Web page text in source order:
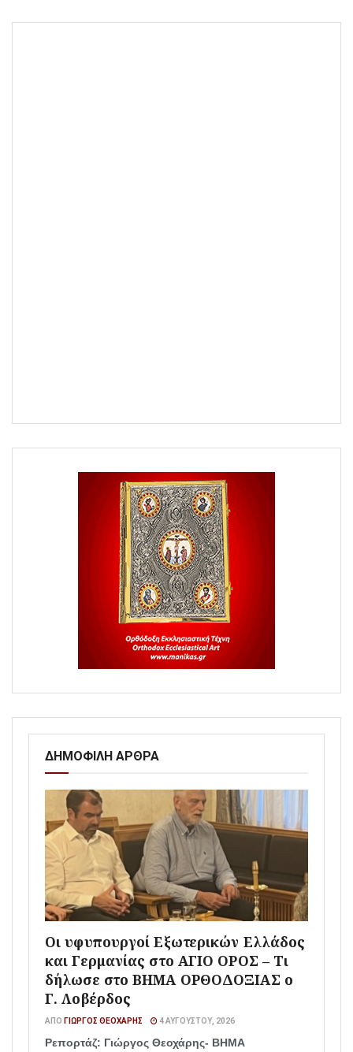
ΔΗΜΟΦΙΛΗ ΑΡΘΡΑ
Οι υφυπουργοί Εξωτερικών Ελλάδος
και Γερμανίας στο ΑΓΙΟ ΟΡΟΣ – Τι
δήλωσε στο ΒΗΜΑ ΟΡΘΟΔΟΞΙΑΣ ο
Γ. Λοβέρδος
ΑΠΌ ΓΙΏΡΓΟΣ ΘΕΟΧΆΡΗΣ 4 ΑΥΓΟΎΣΤΟΥ, 2026
Ρεπορτάζ: Γιώργος Θεοχάρης- ΒΗΜΑ